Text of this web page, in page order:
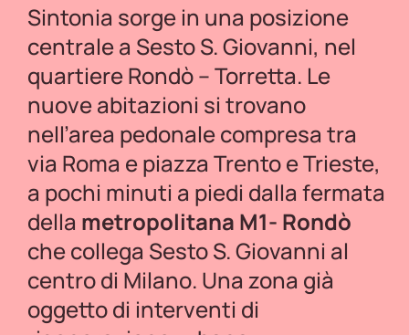
Sintonia sorge in una posizione
centrale a Sesto S. Giovanni, nel
quartiere Rondò – Torretta. Le
nuove abitazioni si trovano
nell’area pedonale compresa tra
via Roma e piazza Trento e Trieste,
a pochi minuti a piedi dalla fermata
della metropolitana M1- Rondò
che collega Sesto S. Giovanni al
centro di Milano. Una zona già
oggetto di interventi di